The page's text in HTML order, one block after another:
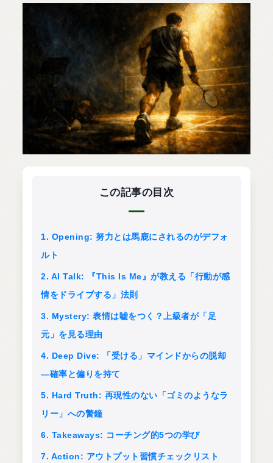
この記事の目次
1. Opening: 努力とは馬鹿にされるのがデフォ
ルト
2. AI Talk: 『This Is Me』が教える「行動が感
情をドライブする」法則
3. Mystery: 表情は嘘をつく？上級者が「足
元」を見る理由
4. Deep Dive: 「受ける」マインドからの脱却
―確率と偏りを持て
5. Hard Truth: 再現性のない「ゴミのようなラ
リー」への警鐘
6. Takeaways: コーチング的5つの学び
7. Action: アウトプット習慣チェックリスト